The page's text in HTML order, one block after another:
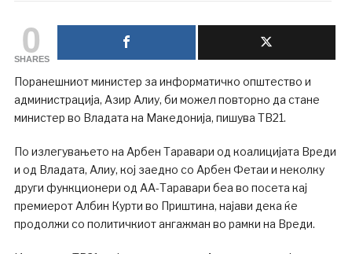
0
SHARES
Поранешниот министер за информатичко општество и
администрација, Азир Алиу, би можел повторно да стане
министер во Владата на Македонија, пишува ТВ21.
По излегувањето на Арбен Таравари од коалицијата Вреди
и од Владата, Алиу, кој заедно со Арбен Фетаи и неколку
други функционери од АА-Таравари беа во посета кај
премиерот Албин Курти во Приштина, најави дека ќе
продолжи со политичкиот ангажман во рамки на Вреди.